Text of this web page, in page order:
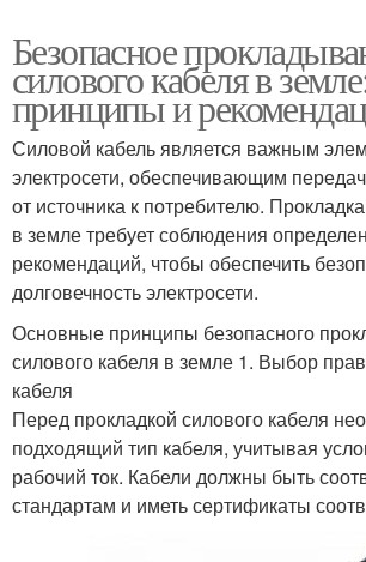
Безопасное
силового кабеля в
принципы и
Силовой кабель является важным
электросети, обеспечивающим
от источника к потребителю.
в земле требует соблюдения
рекомендаций, чтобы обеспечить
долговечность электросети.
Основные принципы безопасного
силового кабеля в земле 1. Выбор
кабеля
Перед прокладкой силового кабеля
подходящий тип кабеля, учитывая
рабочий ток. Кабели должны быть
стандартам и иметь сертификаты